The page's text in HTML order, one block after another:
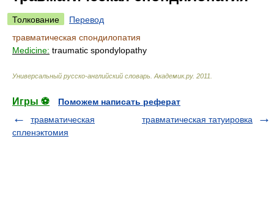
Толкование
Перевод
травматическая спондилопатия
Medicine: traumatic spondylopathy
Универсальный русско-английский словарь Академик.ру. 2011
Игры ⚽
Поможем написать реферат
травматическая
спленэктомия
травматическая татуировка